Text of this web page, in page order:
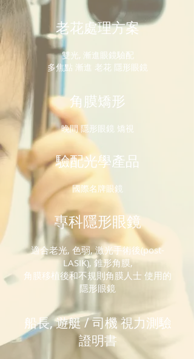
老花處理方案
雙光, 漸進眼鏡驗配
多焦點 漸進 老花 隱形眼鏡
角膜矯形
晚間 隱形眼鏡 矯視
驗配光學產品
國際名牌眼鏡
專科隱形眼鏡
適合老光, 色弱, 激光手術後(post-
LASIK), 錐形角膜,
角膜移植後和不規則角膜人士 使用的
隱形眼鏡
船長, 遊艇 / 司機 視力測驗
證明書